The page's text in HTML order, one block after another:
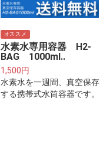
オススメ
水素水専用容器 H2-
BAG 1000ml..
1,500円
水素水を一週間、真空保存
する携帯式水筒容器です。